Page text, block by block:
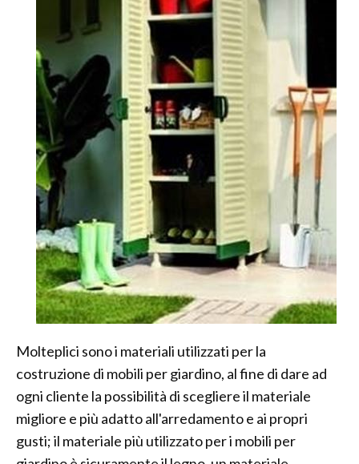
Molteplici sono i materiali utilizzati per la
costruzione di mobili per giardino, al fine di dare ad
ogni cliente la possibilità di scegliere il materiale
migliore e più adatto all'arredamento e ai propri
gusti; il materiale più utilizzato per i mobili per